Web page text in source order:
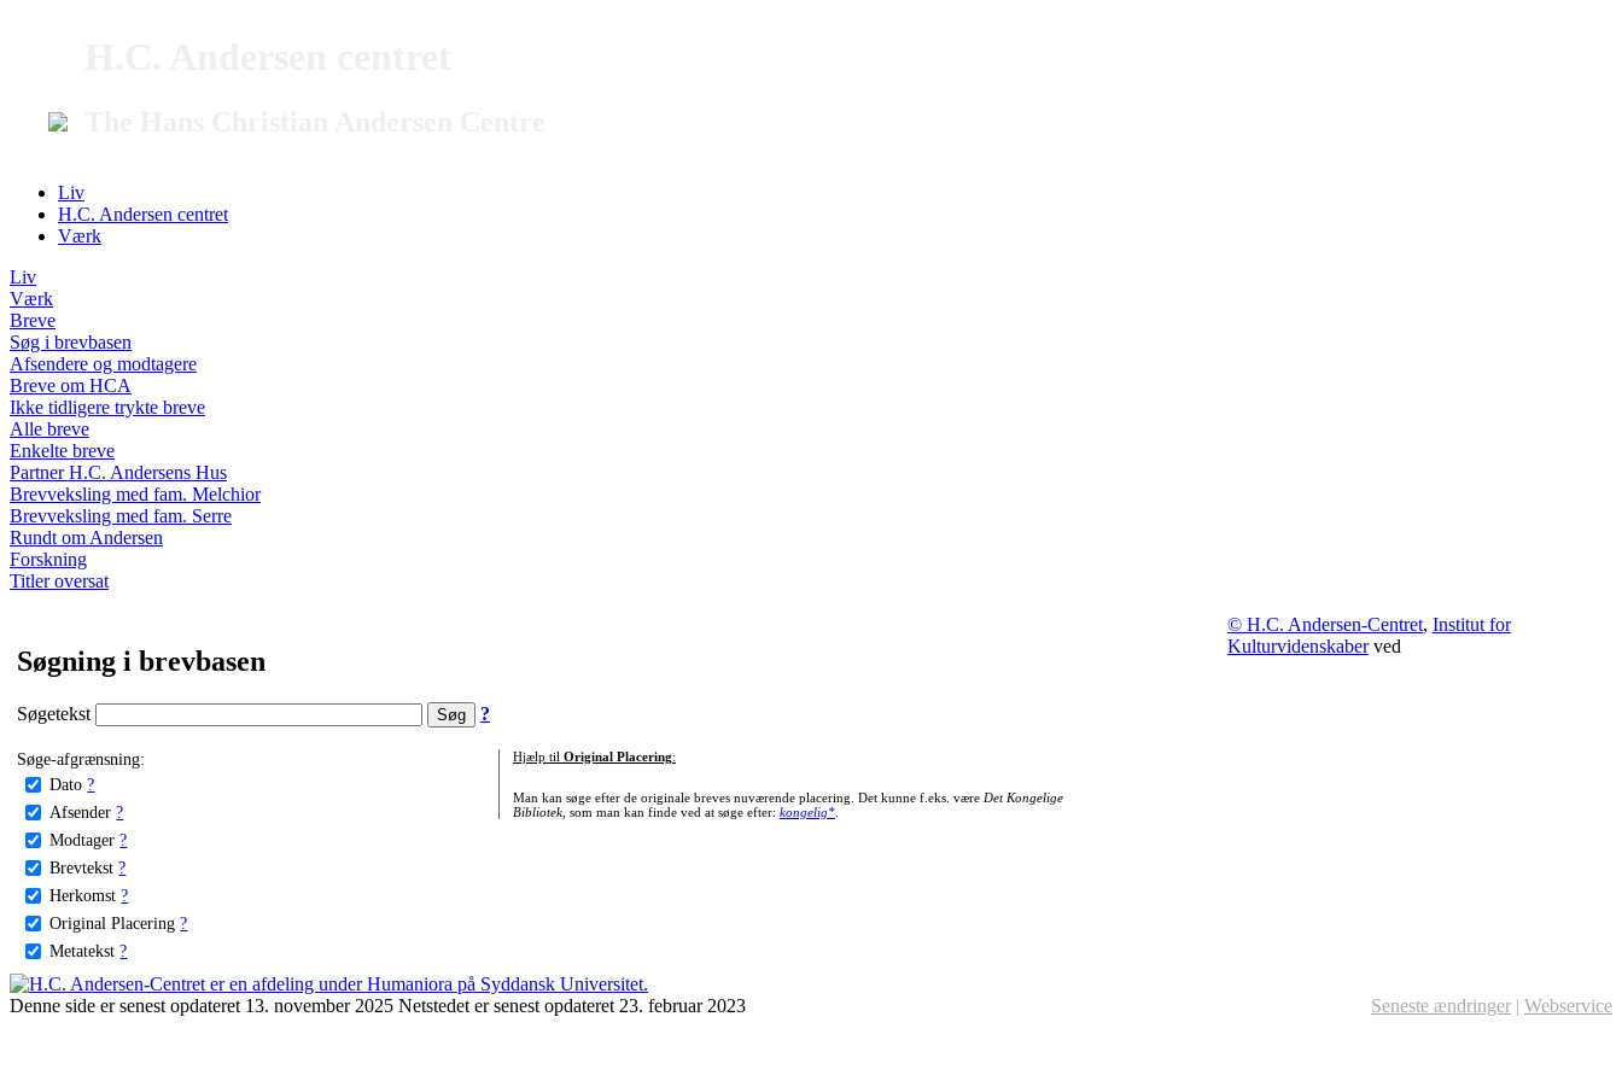
Liv
H.C. Andersen centret
Værk
Liv
Værk
Breve
Søg i brevbasen
Afsendere og modtagere
Breve om HCA
Ikke tidligere trykte breve
Alle breve
Enkelte breve
Partner H.C. Andersens Hus
Brevveksling med fam. Melchior
Brevveksling med fam. Serre
Rundt om Andersen
Forskning
Titler oversat
Søgning i brevbasen
Søgetekst ?
Søge-afgrænsning:
Dato ?
Afsender ?
Modtager ?
Brevtekst ?
Herkomst ?
Original Placering ?
Metatekst ?
Hjælp til Original Placering:
Man kan søge efter de originale breves nuværende placering. Det kunne f.eks. være Det Kongelige
Bibliotek, som man kan finde ved at søge efter: kongelig*.
© H.C. Andersen-Centret, Institut for
Kulturvidenskaberved
Denne side er senest opdateret 13. november 2025 Netstedet er senest opdateret 23. februar 2023 Seneste ændringer | Webservice